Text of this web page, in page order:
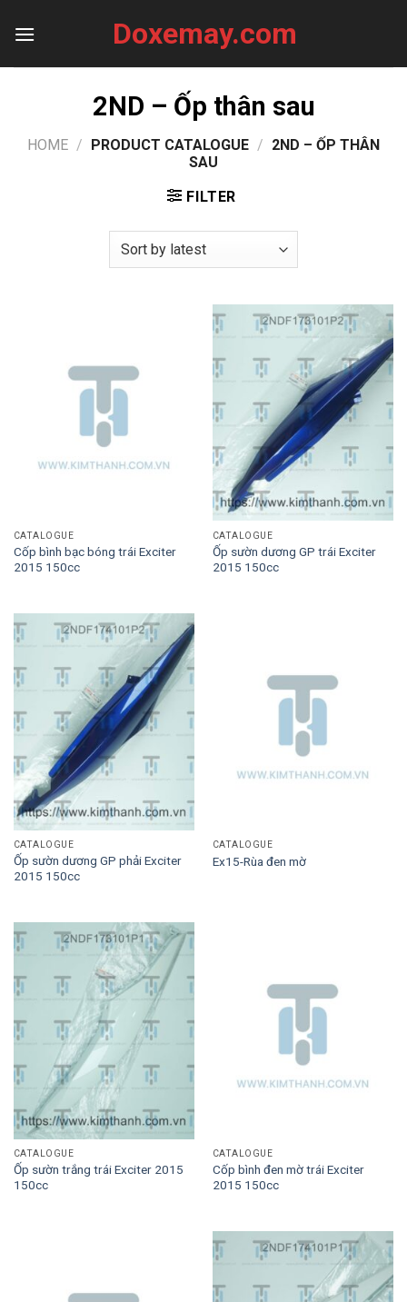
Doxemay.com
2ND – Ốp thân sau
HOME / PRODUCT CATALOGUE / 2ND – ỐP THÂN
SAU
FILTER
CATALOGUE
Cốp bình bạc bóng trái Exciter
2015 150cc
CATALOGUE
Ốp sườn dương GP trái Exciter
2015 150cc
CATALOGUE
Ốp sườn dương GP phải Exciter
2015 150cc
CATALOGUE
Ex15-Rùa đen mờ
CATALOGUE
Ốp sườn trắng trái Exciter 2015
150cc
CATALOGUE
Cốp bình đen mờ trái Exciter
2015 150cc